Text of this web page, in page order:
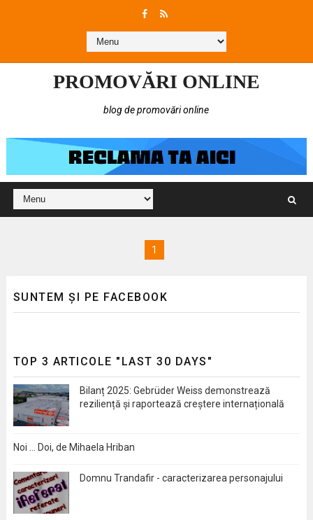
PROMOVĂRI ONLINE
blog de promovări online
1
SUNTEM ȘI PE FACEBOOK
TOP 3 ARTICOLE "LAST 30 DAYS"
Bilanț 2025: Gebrüder Weiss demonstrează
reziliență și raportează creștere internațională
Noi … Doi, de Mihaela Hriban
Domnu Trandafir - caracterizarea personajului